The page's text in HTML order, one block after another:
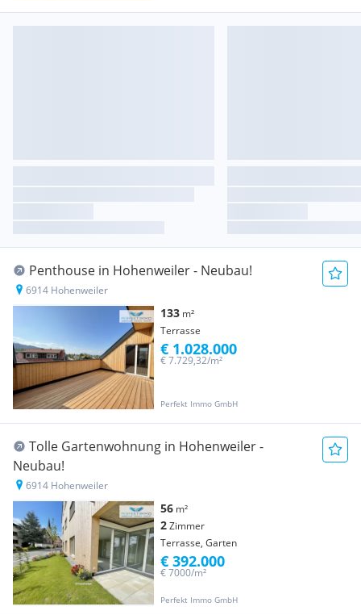
Penthouse in Hohenweiler - Neubau!
6914 Hohenweiler
133 m²
Terrasse
Perfekt Immo GmbH
€ 7.729,32/m²
€ 1.028.000
Tolle Gartenwohnung in Hohenweiler -
Neubau!
6914 Hohenweiler
56 m²
2Zimmer
Terrasse, Garten
Perfekt Immo GmbH
€ 7000/m²
€ 392.000